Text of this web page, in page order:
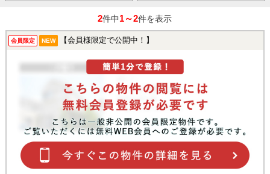
2件中1～2件を表示
会員限定 NEW 【会員様限定で公開中！】